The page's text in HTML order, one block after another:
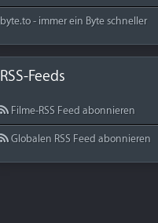
byte.to - immer ein Byte schneller
RSS-Feeds
Filme-RSS Feed abonnieren
Globalen RSS Feed abonnieren